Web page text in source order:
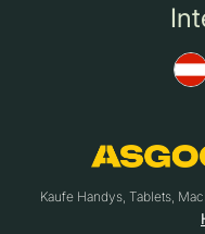
Kaufe Handys, Tablets,